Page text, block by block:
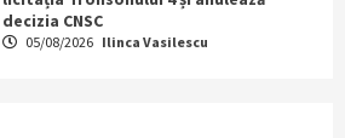
decizia CNSC
05/08/2026 Ilinca Vasilescu